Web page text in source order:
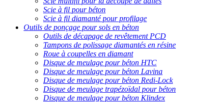
Scie à fil pour béton
Scie à fil diamanté pour profilage
Outils de ponçage pour sols en béton
Outils de décapage de revêtement PCD
Tampons de polissage diamantés en résine
Roue à coupelles en diamant
Disque de meulage pour béton HTC
Disque de meulage pour béton Lavina
Disque de meulage pour béton Redi-Lock
Disque de meulage trapézoïdal pour béton
Disque de meulage pour béton Klindex